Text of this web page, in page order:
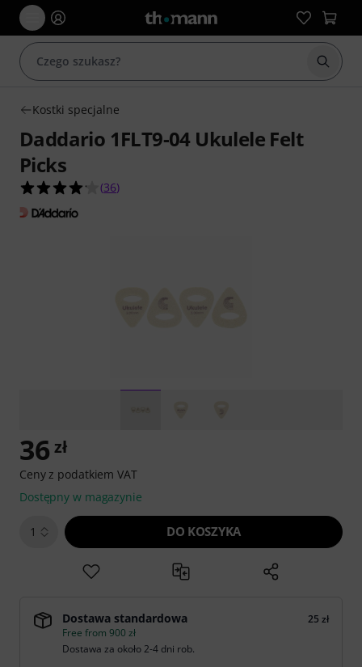
Kostki specjalne
Daddario 1FLT9-04 Ukulele Felt
Picks
4.1 na 5 gwiazdek z 36 ocen klientów
(36)
36 zł
Ceny z podatkiem VAT
Dostępny w magazynie
1 DO KOSZYKA
Dostawa standardowa
25 zł
Free from 900 zł
Dostawa za około 2-4 dni rob.